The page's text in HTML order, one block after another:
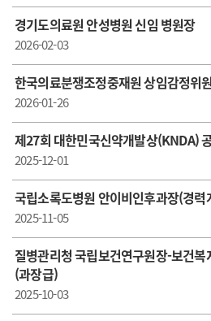
경기도의료원 안성병원 신임 병원장
2026-02-03
한국의료분쟁조정중재원 상임감정위
2026-01-26
제27회 대한민국신약개발상(KNDA)
2025-12-01
국립소록도병원 안이비인후과장(경력
2025-11-05
질병관리청 국립보건연구원장-보건
(과장급)
2025-10-03